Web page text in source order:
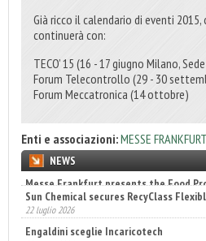
Già ricco il calendario di eventi 2015,
continuerà con:
TECO’ 15 (16 - 17 giugno Milano,
Forum Telecontrollo (29 - 30
Forum Meccatronica (14 ottobre)
Enti e associazioni:MESSE
NEWS
Sun Chemical secures RecyClass
22 luglio 2026
Engaldini sceglie Incaricotech
22 luglio 2026